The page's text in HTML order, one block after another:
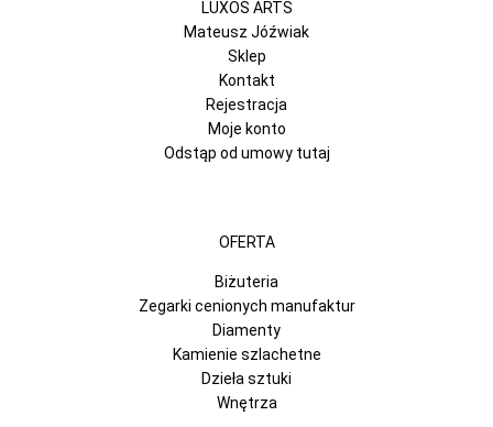
LUXOS ARTS
Mateusz Jóźwiak
Sklep
Kontakt
Rejestracja
Moje konto
Odstąp od umowy tutaj
OFERTA
Biżuteria
Zegarki cenionych manufaktur
Diamenty
Kamienie szlachetne
Dzieła sztuki
Wnętrza